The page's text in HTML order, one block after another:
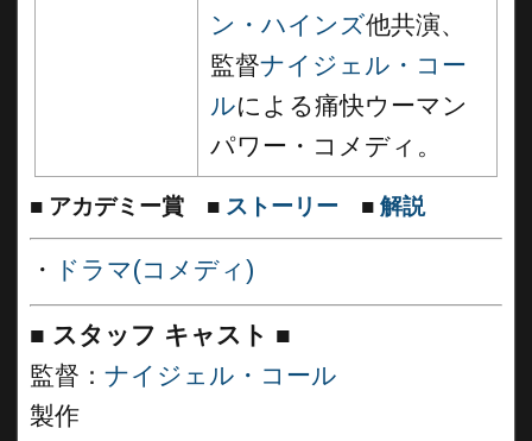
ン・ハインズ他共演、
監督ナイジェル・コー
ルによる痛快ウーマン
パワー・コメディ。
■ アカデミー賞 ■ ストーリー ■ 解説
・ ドラマ(コメディ)
■ スタッフ キャスト ■
監督： ナイジェル・コール
製作